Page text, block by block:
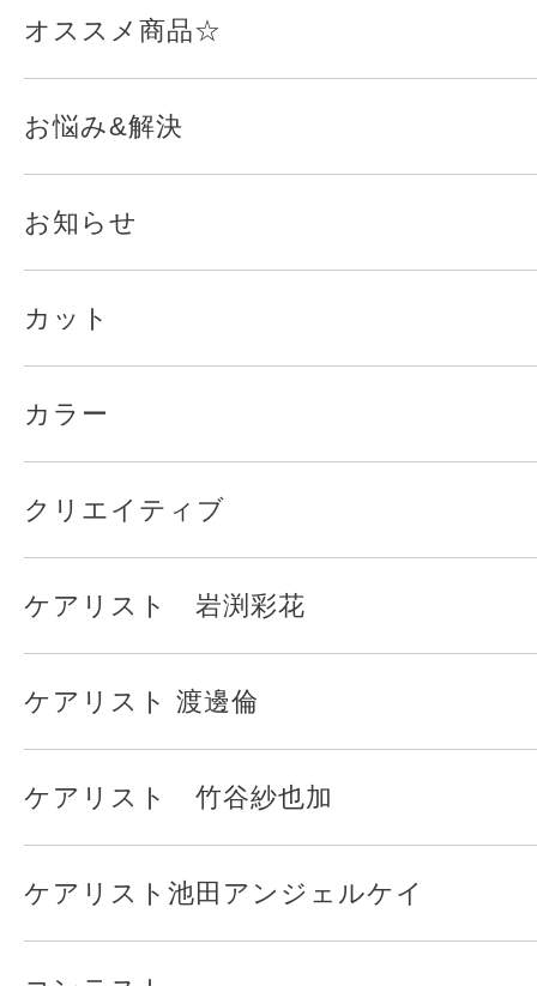
オススメ商品☆
お悩み&解決
お知らせ
カット
カラー
クリエイティブ
ケアリスト 岩渕彩花
ケアリスト 渡邊倫
ケアリスト 竹谷紗也加
ケアリスト池田アンジェルケイ